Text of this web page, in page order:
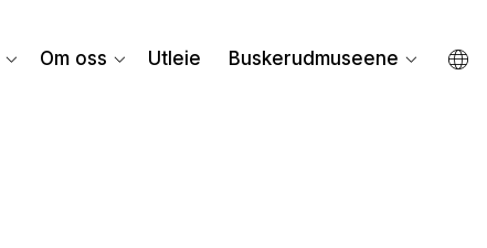
Om oss Utleie Buskerudmuseene